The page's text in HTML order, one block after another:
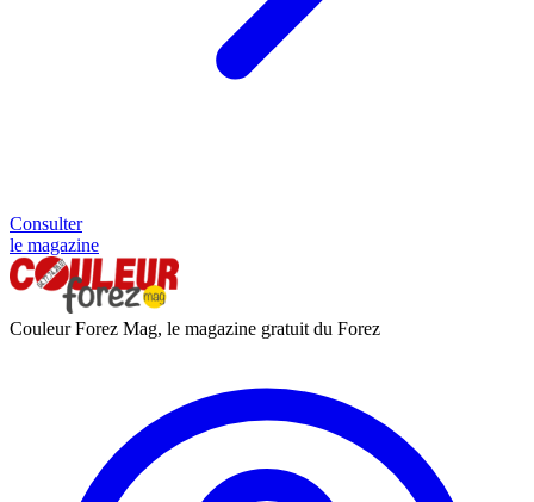
Consulter
le magazine
Couleur Forez Mag, le magazine gratuit du Forez